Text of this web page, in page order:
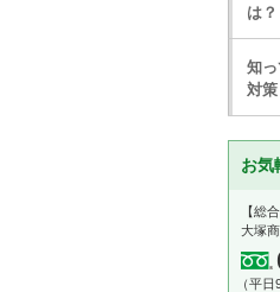
は？
知
対策
お気
【総
大塚
（平